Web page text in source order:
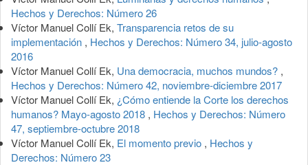
Hechos y Derechos: Número 26
Víctor Manuel Collí Ek, Transparencia retos de su
implementación , Hechos y Derechos: Número 34, julio-agosto
2016
Víctor Manuel Collí Ek, Una democracia, muchos mundos? ,
Hechos y Derechos: Número 42, noviembre-diciembre 2017
Víctor Manuel Collí Ek, ¿Cómo entiende la Corte los derechos
humanos? Mayo-agosto 2018 , Hechos y Derechos: Número
47, septiembre-octubre 2018
Víctor Manuel Collí Ek, El momento previo , Hechos y
Derechos: Número 23